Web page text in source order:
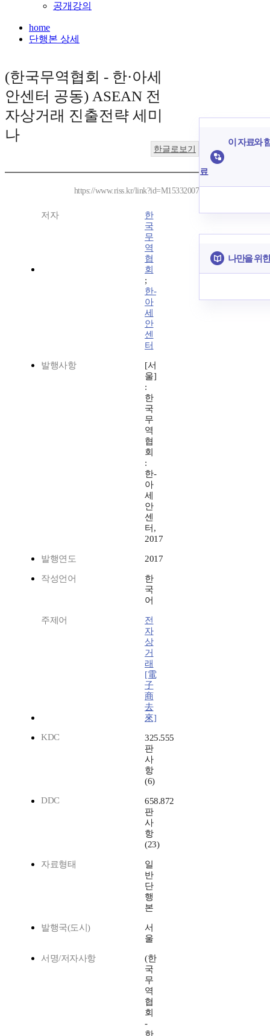
공개강의
home
단행본 상세
(한국무역협회 - 한·아세
안센터 공동) ASEAN 전
자상거래 진출전략 세미
나
한글로보기
https://www.riss.kr/link?id=M15332007
저자
한
국
무
역
협
회
;
한-
아
세
안
센
터
발행사항
[서
울]
:
한
국
무
역
협
회
:
한-
아
세
안
센
터,
2017
발행연도 2017
작성언어
한
국
어
주제어
전
자
상
거
래
[電
子
商
去
來]
KDC
325.555
판
사
항
(6)
DDC
658.872
판
사
항
(23)
자료형태
일
반
단
행
본
발행국(도시)
서
울
서명/저자사항
(한
국
무
역
협
회
-
이 자료와
료
나만을 위